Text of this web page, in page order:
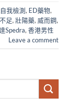
我檢測, ED藥物,
足, 壯陽藥, 威而鋼,
Spedra, 香港男性
Leave a comment